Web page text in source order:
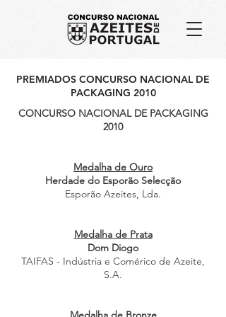
PREMIADOS CONCURSO NACIONAL DE
PACKAGING 2010
CONCURSO NACIONAL DE PACKAGING
2010
Medalha de Ouro
Herdade do Esporão Selecção
Esporão Azeites, Lda.
Medalha de Prata
Dom Diogo
TAIFAS - Indústria e Comérico de Azeite,
S.A.